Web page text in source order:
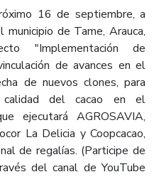
16 de septiembre, a
de Tame, Arauca,
"Implementación de
de avances en el
de nuevos clones, para
del cacao en el
ejecutará AGROSAVIA,
La Delicia y Coopcacao,
de regalías. (Participe de
del canal de YouTube